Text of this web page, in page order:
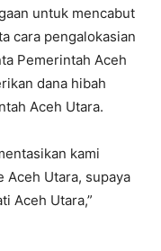
untuk mencabut
cara pengalokasian
Pemerintah Aceh
dana hibah
Aceh Utara.
kami
Aceh Utara, supaya
Aceh Utara,”